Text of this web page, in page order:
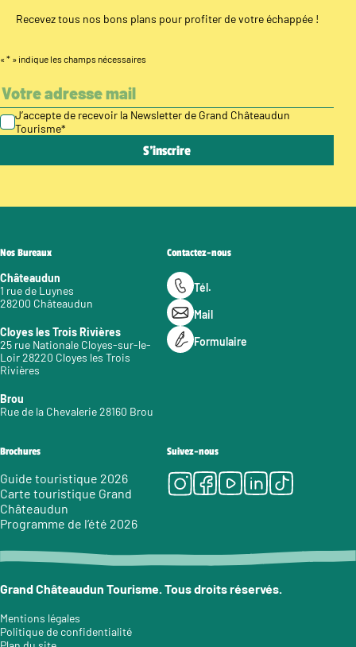
Recevez tous nos bons plans pour profiter de votre échappée !
« * » indique les champs nécessaires
J’accepte de recevoir la Newsletter de Grand Châteaudun
Tourisme*
Nos Bureaux
Châteaudun
1 rue de Luynes
28200 Châteaudun
Cloyes les Trois Rivières
25 rue Nationale Cloyes-sur-le-
Loir 28220 Cloyes les Trois
Rivières
Brou
Rue de la Chevalerie 28160 Brou
Contactez-nous
Tél.
Mail
Formulaire
Brochures
Guide touristique 2026
Carte touristique Grand
Châteaudun
Programme de l’été 2026
Suivez-nous
Instagram
Facebook
Youtube
LinkedIn
Tiktok
Grand Châteaudun Tourisme. Tous droits réservés.
Mentions légales
Politique de confidentialité